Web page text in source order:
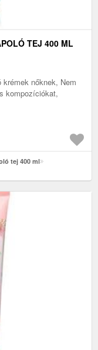
TEJ 400 ML
krémek nőknek, Nem
kompozíciókat,
tej 400 ml